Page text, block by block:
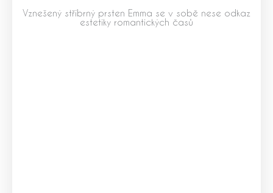
Vznešený stříbrný prsten Emma se v sobě nese odkaz
estetiky romantických časů